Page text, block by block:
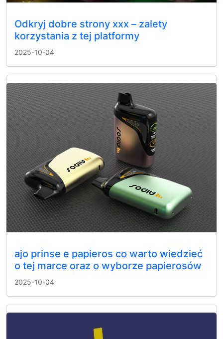
Odkryj dobre strony xxx – zalety
korzystania z tej platformy
2025-10-04
ajo prinse e papieros co warto wiedzieć
o tej marce oraz o wyborze papierosów
2025-10-04